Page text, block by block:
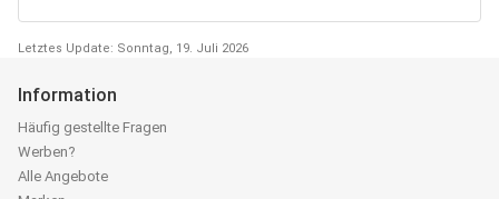
Letztes Update: Sonntag, 19. Juli 2026
Information
Häufig gestellte Fragen
Werben?
Alle Angebote